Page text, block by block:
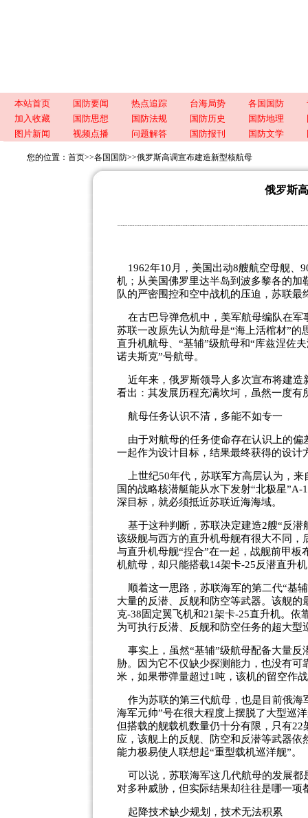
本站首页 国防要闻 热点追踪 台海局势 各国国防
加入收藏
国防思想 国防法规 国防历史 国防地理
图片新闻
视频点播 问题解答 国防报刊 国防文学
您的位置： 首页>>各国国防>>俄罗斯高调宣布建造新型核航母
俄罗斯
1962年10月，美国出动8艘航空母舰、
机；从美国佛罗里达半岛到波多黎各的
队的严密围控和空中战机的压迫，苏联
在古巴导弹危机中，美军航母编队在军
苏联一改原先认为航母是“海上活棺材”的
直升机航母、“基辅”级航母和“库兹涅佐
诺夫斯克”号航母。
近年来，俄罗斯领导人多次宣布将建造
看出：其发展历程充满坎坷，虽然一度
航母任务认识不清，多能不如专一
由于对航母的任务使命存在认识上的偏
一起作为设计目标，结果最终获得的设计
上世纪50年代，苏联军方高层认为，来
国的战略核潜艇能从水下发射“北极星
深目标，就必须抵近苏联近海海域。
基于这种判断，苏联决定建造2艘“反潜
该级舰与西方的直升机母舰有很大不同
与直升机母舰“捏合”在一起，战舰前甲
机航母，却只能搭载14架卡-25反潜直升
顺着这一思路，苏联海军的第二代“基
大量的反潜、反舰和防空等武器。该舰
克-38固定翼飞机和21架卡-25直升机。依
为可执行反潜、反舰和防空任务的超大型
事实上，虽然“基辅”级航母配备大量反
胁。因为它不仅缺少探测能力，也没有
米，如果带弹量超过1吨，该机的留空作
作为苏联的第三代航母，也是目前俄海
海军元帅”号在很大程度上摆脱了大型巡
但搭载的舰载机数量仍十分有限，只有
应，该舰上的反舰、防空和反潜等武器
能力极易使人联想起“重型载机巡洋舰”。
可以说，苏联海军这几代航母的发展都
对多种威胁，但实际结果却往往是哪一项
起降技术缺少规划，技术无法积累